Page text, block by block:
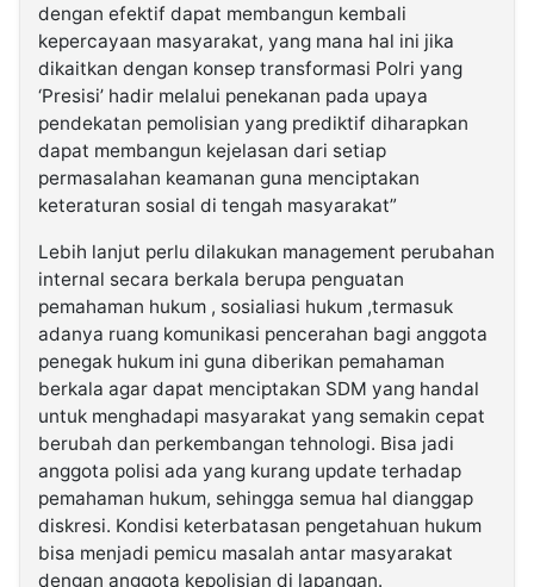
dengan efektif dapat membangun kembali
kepercayaan masyarakat, yang mana hal ini jika
dikaitkan dengan konsep transformasi Polri yang
‘Presisi’ hadir melalui penekanan pada upaya
pendekatan pemolisian yang prediktif diharapkan
dapat membangun kejelasan dari setiap
permasalahan keamanan guna menciptakan
keteraturan sosial di tengah masyarakat”
Lebih lanjut perlu dilakukan management perubahan
internal secara berkala berupa penguatan
pemahaman hukum , sosialiasi hukum ,termasuk
adanya ruang komunikasi pencerahan bagi anggota
penegak hukum ini guna diberikan pemahaman
berkala agar dapat menciptakan SDM yang handal
untuk menghadapi masyarakat yang semakin cepat
berubah dan perkembangan tehnologi. Bisa jadi
anggota polisi ada yang kurang update terhadap
pemahaman hukum, sehingga semua hal dianggap
diskresi. Kondisi keterbatasan pengetahuan hukum
bisa menjadi pemicu masalah antar masyarakat
dengan anggota kepolisian di lapangan.